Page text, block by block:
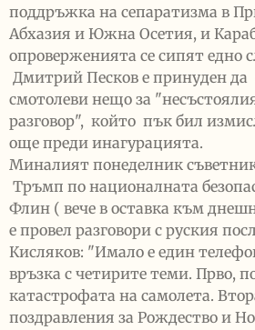
поддръжка на сепаратизма в
Абхазия и Южна Осетия, и
опроверженията се сипят едно
Дмитрий Песков е принуден да
смотолеви нещо за
разговор", който пък бил
още преди инагурацията.
Миналият понеделник
Тръмп по националната
Флин ( вече в оставка към
е провел разговори с руския
Кисляков: "Имало е един
връзка с четирите теми. Прво,
катастрофата на самолета.
поздравления за Рождество и